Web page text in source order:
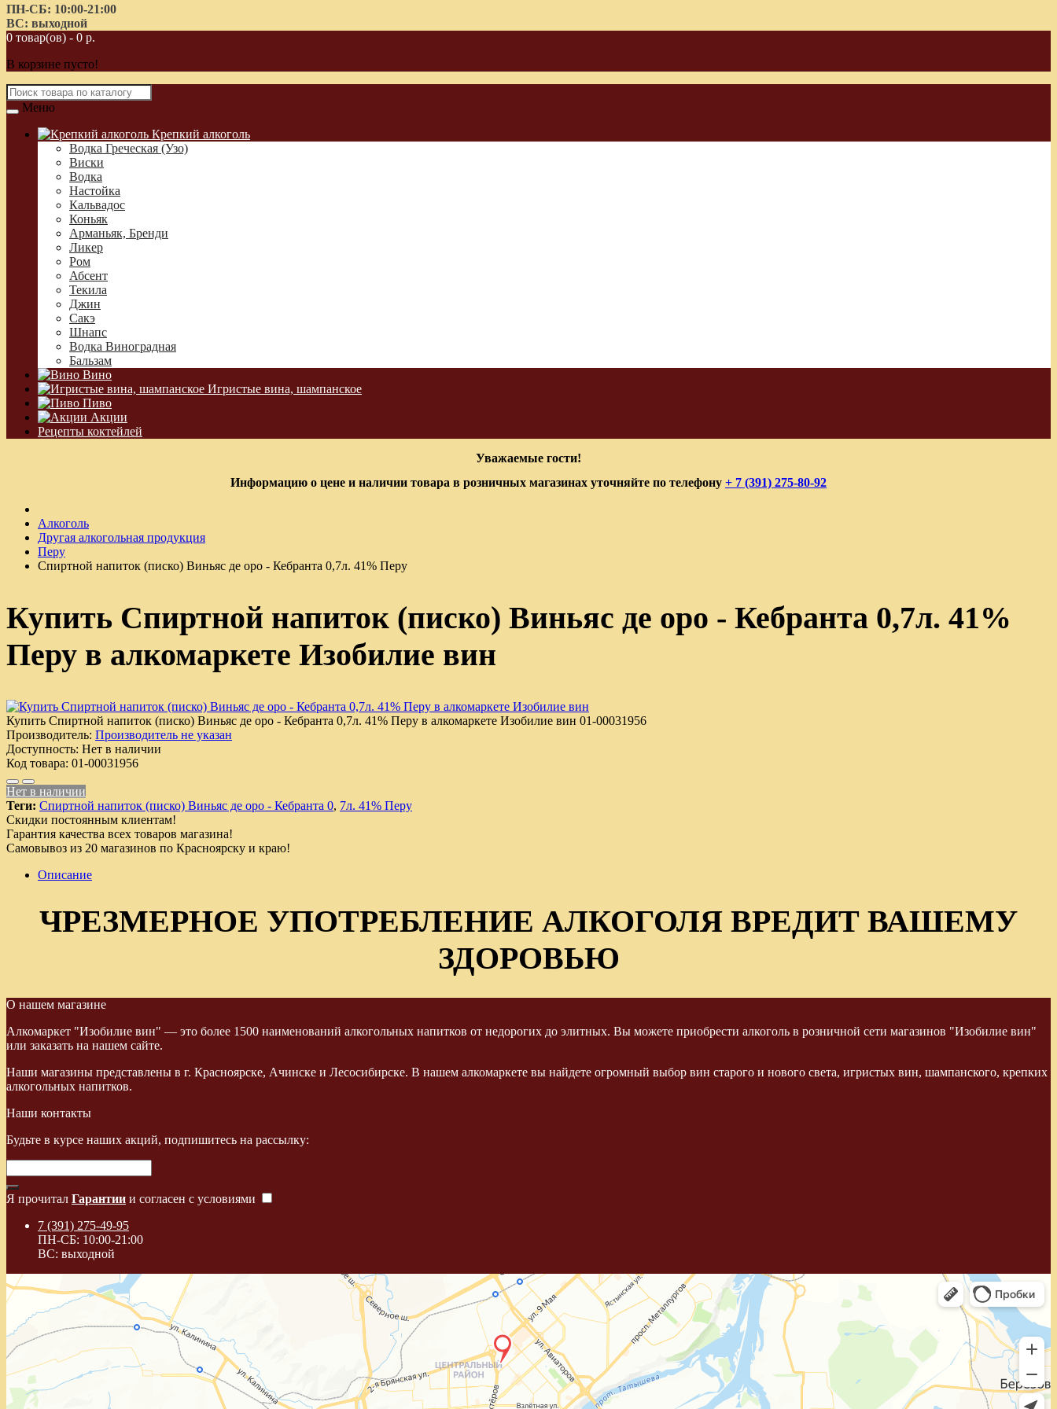
ПН-СБ: 10:00-21:00
ВС: выходной
0 товар(ов) - 0 р.
В корзине пусто!
Меню
Крепкий алкоголь
Водка Греческая (Узо)
Виски
Водка
Настойка
Кальвадос
Коньяк
Арманьяк, Бренди
Ликер
Ром
Абсент
Текила
Джин
Сакэ
Шнапс
Водка Виноградная
Бальзам
Вино
Игристые вина, шампанское
Пиво
Акции
Рецепты коктейлей
Уважаемые гости!
Информацию о цене и наличии товара в розничных магазинах уточняйте по телефону + 7 (391) 275-80-92
Алкоголь
Другая алкогольная продукция
Перу
Спиртной напиток (писко) Виньяс де оро - Кебранта 0,7л. 41% Перу
Купить Спиртной напиток (писко) Виньяс де оро - Кебранта 0,7л. 41%
Перу в алкомаркете Изобилие вин
Купить Спиртной напиток (писко) Виньяс де оро - Кебранта 0,7л. 41% Перу в алкомаркете Изобилие вин 01-00031956
Производитель: Производитель не указан
Доступность: Нет в наличии
Код товара: 01-00031956
Нет в наличии
Теги: Спиртной напиток (писко) Виньяс де оро - Кебранта 0, 7л. 41% Перу
Скидки постоянным клиентам!
Гарантия качества всех товаров магазина!
Самовывоз из 20 магазинов по Красноярску и краю!
Описание
ЧРЕЗМЕРНОЕ УПОТРЕБЛЕНИЕ АЛКОГОЛЯ ВРЕДИТ ВАШЕМУ
ЗДОРОВЬЮ
О нашем магазине
Алкомаркет "Изобилие вин" — это более 1500 наименований алкогольных напитков от недорогих до элитных. Вы можете приобрести алкоголь в розничной сети магазинов "Изобилие вин"
или заказать на нашем сайте.
Наши магазины представлены в г. Красноярске, Ачинске и Лесосибирске. В нашем алкомаркете вы найдете огромный выбор вин старого и нового света, игристых вин, шампанского, крепких
алкогольных напитков.
Наши контакты
Будьте в курсе наших акций, подпишитесь на рассылку:
Я прочитал Гарантии и согласен с условиями
7 (391) 275-49-95
ПН-СБ: 10:00-21:00
ВС: выходной